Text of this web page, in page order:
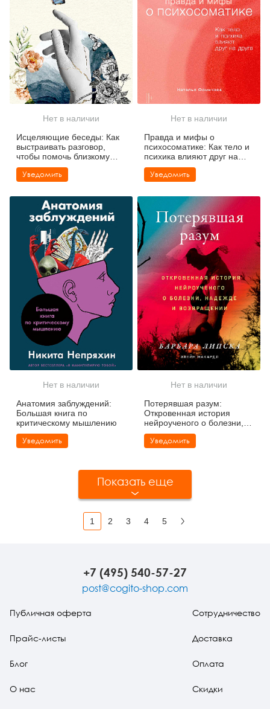
Нет в наличии
Исцеляющие беседы: Как
выстраивать разговор,
чтобы помочь близкому
человеку
Уведомить
Нет в наличии
Правда и мифы о
психосоматике: Как тело и
психика влияют друг на
друга
Уведомить
Нет в наличии
Анатомия заблуждений:
Большая книга по
критическому мышлению
Уведомить
Нет в наличии
Потерявшая разум:
Откровенная история
нейроученого о болезни,
надежде и возвращении
Уведомить
Показать еще
1 2 3 4 5
+7 (495) 540-57-27
post@cogito-shop.com
Публичная оферта
Прайс-листы
Блог
О нас
Сотрудничество
Доставка
Оплата
Скидки